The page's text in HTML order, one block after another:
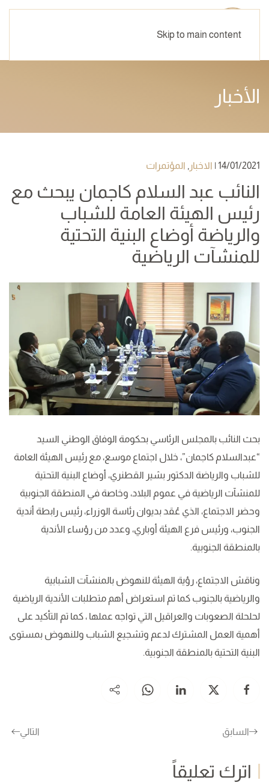
Skip to main content
الأخبار
14/01/2021
| الاخبار , المؤتمرات
النائب عبد السلام كاجمان يبحث مع
رئيس الهيئة العامة للشباب
والرياضة أوضاع البنية التحتية
للمنشآت الرياضية
بحث النائب بالمجلس الرئاسي بحكومة الوفاق الوطني السيد
“عبدالسلام كاجمان”، خلال اجتماع موسع، مع رئيس الهيئة العامة
للشباب والرياضة الدكتور بشير القطنري، أوضاع البنية التحتية
للمنشآت الرياضية في عموم البلاد، وخاصة في المنطقة الجنوبية
وحضر الاجتماع، الذي عُقد بديوان رئاسة الوزراء، رئيس رابطة أندية
الجنوب، ورئيس فرع الهيئة أوباري، وعدد من رؤساء الأندية
بالمنطقة الجنوبية.
وناقش الاجتماع، رؤية الهيئة للنهوض بالمنشآت الشبابية
والرياضية بالجنوب كما تم استعراض أهم متطلبات الأندية الرياضية
لحلحلة الصعوبات والعراقيل التي تواجه عملها ، كما تم التأكيد على
أهمية العمل المشترك لدعم وتشجيع الشباب وللنهوض بمستوى
البنية التحتية بالمنطقة الجنوبية.
السابق التالي
اترك تعليقاً